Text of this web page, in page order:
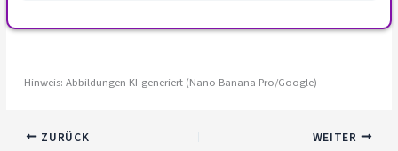
Hinweis: Abbildungen KI-generiert (Nano Banana Pro/Google)
ZURÜCK WEITER